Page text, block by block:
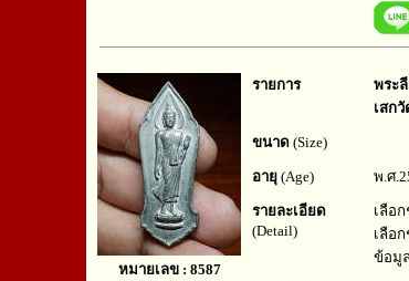
หมายเลข : 8587
รายการ
พระ
เสก
ขนาด (Size)
อายุ (Age) พ.ศ
รายละเอียด
(Detail)
เลือ
เลือ
ข้อมู